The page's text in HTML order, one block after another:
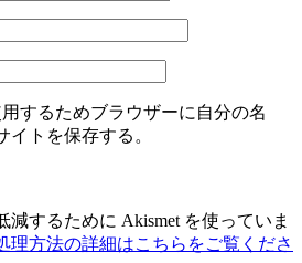
するためブラウザーに自分の名
トを保存する。
減するために Akismet を使っていま
理方法の詳細はこちらをご覧くださ